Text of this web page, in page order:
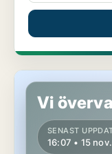
Kontor i Stockholms
Vi
SENAST
16:07 • 15 nov.